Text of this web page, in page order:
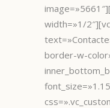
width=»1/
border-w-